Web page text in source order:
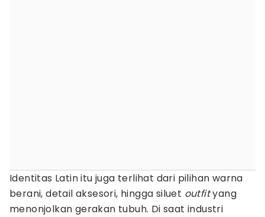
Identitas Latin itu juga terlihat dari pilihan warna
berani, detail aksesori, hingga siluet outfityang
menonjolkan gerakan tubuh. Di saat industri